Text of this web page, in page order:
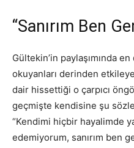
“Sanırım Ben
Gültekin’in paylaşımında
okuyanları derinden
dair hissettiği o çarpıcı
geçmişte kendisine şu
“Kendimi hiçbir hayalimde
edemiyorum, sanırım ben